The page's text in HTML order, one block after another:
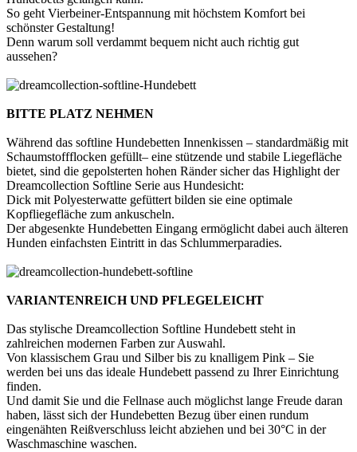
So geht Vierbeiner-Entspannung mit höchstem Komfort bei
schönster Gestaltung!
Denn warum soll verdammt bequem nicht auch richtig gut
aussehen?
BITTE PLATZ NEHMEN
Während das softline Hundebetten Innenkissen – standardmäßig mit
Schaumstoffflocken gefüllt– eine stützende und stabile Liegefläche
bietet, sind die gepolsterten hohen Ränder sicher das Highlight der
Dreamcollection Softline Serie aus Hundesicht:
Dick mit Polyesterwatte gefüttert bilden sie eine optimale
Kopfliegefläche zum ankuscheln.
Der abgesenkte Hundebetten Eingang ermöglicht dabei auch älteren
Hunden einfachsten Eintritt in das Schlummerparadies.
VARIANTENREICH UND PFLEGELEICHT
Das stylische Dreamcollection Softline Hundebett steht in
zahlreichen modernen Farben zur Auswahl.
Von klassischem Grau und Silber bis zu knalligem Pink – Sie
werden bei uns das ideale Hundebett passend zu Ihrer Einrichtung
finden.
Und damit Sie und die Fellnase auch möglichst lange Freude daran
haben, lässt sich der Hundebetten Bezug über einen rundum
eingenähten Reißverschluss leicht abziehen und bei 30°C in der
Waschmaschine waschen.